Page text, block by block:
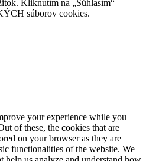
Kliknutím na „Súhlasím“
súborov cookies.
your experience while you
of these, the cookies that are
on your browser as they are
functionalities of the website. We